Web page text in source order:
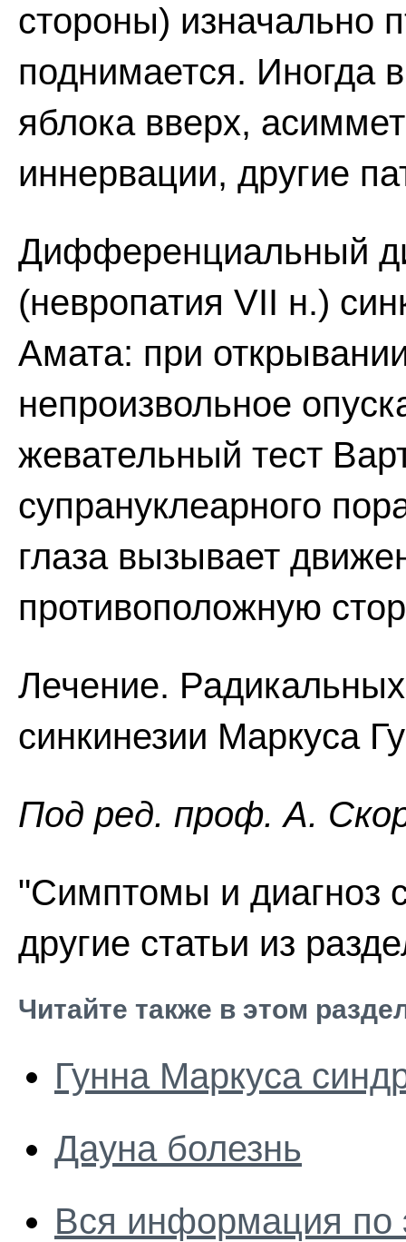
стороны) изначально
поднимается. Иногда
яблока вверх,
иннервации, другие
Дифференциальный
(невропатия VII н.)
Амата: при
непроизвольное
жевательный тест
супрануклеарного
глаза вызывает
противоположную
Лечение.
синкинезии Маркуса
Пoд peд. проф. А.
"Симптомы и диагноз
другие статьи из
Читайте также в этом
Гунна Маркуса
Дауна болезнь
Вся информация по